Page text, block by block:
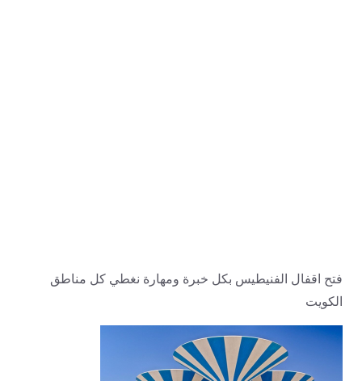
فتح اقفال الفنيطيس بكل خبرة ومهارة نغطي كل مناطق
الكويت